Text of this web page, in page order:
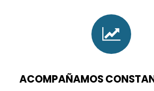
ACOMPAÑAMOS